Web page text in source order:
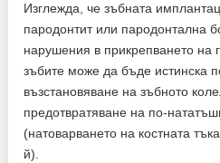
Изглежда, че зъбната
пародонтит или пародонтална
нарушения в прикрепването на
зъбите може да бъде истинска
възстановяване на зъбното
предотвратяване на по-
(натоварването на костната
й).